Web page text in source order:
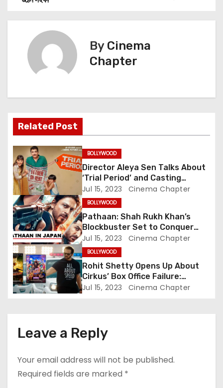
o
a
v
i
g
a
t
i
o
n
By Cinema
Chapter
Related Post
BOLLYWOOD
Director Aleya Sen Talks About
‘Trial Period’ and Casting
Choices for the Unconventional
Family Drama Starring Genelia
Deshmukh
Jul 15, 2023 Cinema Chapter
BOLLYWOOD
Pathaan: Shah Rukh Khan’s
Blockbuster Set to Conquer
Japanese Box Office, Aiming to
Challenge RRR’s Legacy
Jul 15, 2023 Cinema Chapter
BOLLYWOOD
Rohit Shetty Opens Up About
Cirkus’ Box Office Failure:
Embracing Accountability in
Jul 15, 2023 Cinema Chapter
Leave a Reply
Your email address will not be published.
Required fields are marked *